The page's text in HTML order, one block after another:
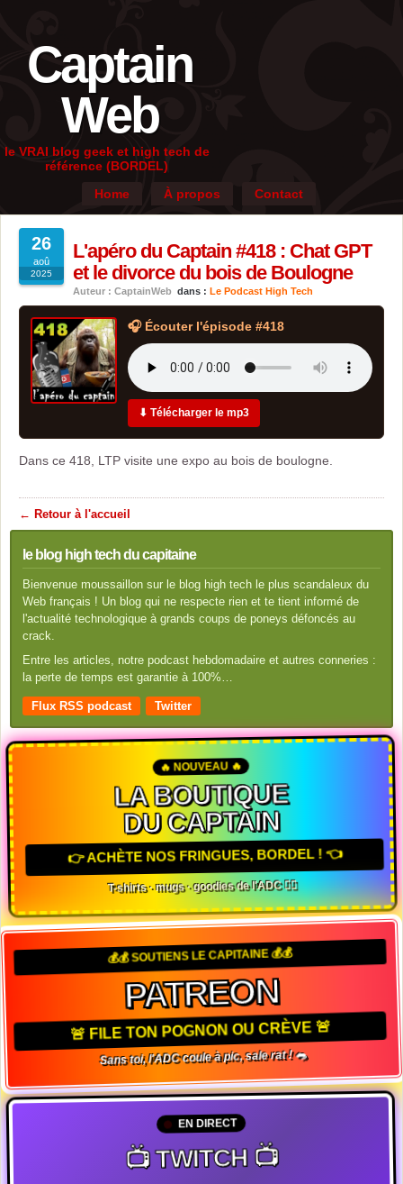
Captain
Web
le VRAI blog geek et high tech de
référence (BORDEL)
Home
À propos Contact
26
aoû
2025
L'apéro du Captain #418 : Chat GPT
et le divorce du bois de Boulogne
Auteur : CaptainWeb dans : Le Podcast High Tech
🎧 Écouter l'épisode #418
⬇ Télécharger le mp3
Dans ce 418, LTP visite une expo au bois de boulogne.
← Retour à l'accueil
le blog high tech du capitaine
Bienvenue moussaillon sur le blog high tech le plus scandaleux du
Web français ! Un blog qui ne respecte rien et te tient informé de
l'actualité technologique à grands coups de poneys défoncés au
crack.
Entre les articles, notre podcast hebdomadaire et autres conneries :
la perte de temps est garantie à 100%…
Flux RSS podcast Twitter
🔥 NOUVEAU 🔥
LA BOUTIQUE
DU CAPTAIN
👉 ACHÈTE NOS FRINGUES, BORDEL ! 👈
T-shirts · mugs · goodies de l'ADC 🏴‍☠️
💰💰 SOUTIENS LE CAPITAINE 💰💰
PATREON
🚨 FILE TON POGNON OU CRÈVE 🚨
Sans toi, l'ADC coule à pic, sale rat ! 🐀
EN DIRECT
📺 TWITCH 📺